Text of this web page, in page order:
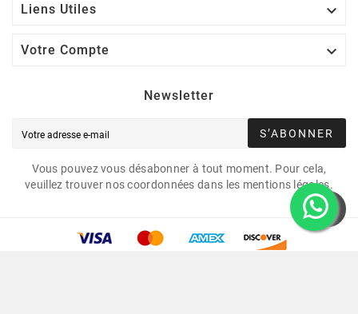
Liens Utiles 
Votre Compte 
Newsletter
S’ABONNER
Vous pouvez vous désabonner à tout moment. Pour cela,
veuillez trouver nos coordonnées dans les mentions légales.